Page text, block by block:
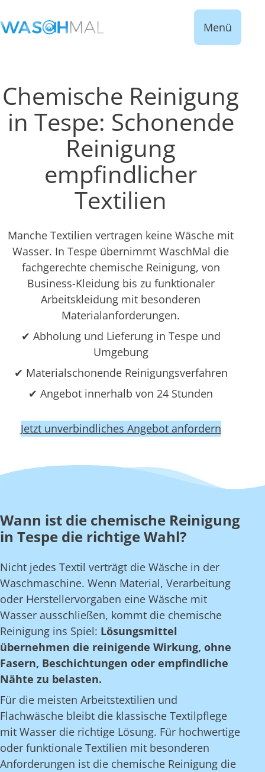
Menü
Chemische Reinigung
in Tespe: Schonende
Reinigung
empfindlicher
Textilien
Manche Textilien vertragen keine Wäsche mit
Wasser. In Tespe übernimmt WaschMal die
fachgerechte chemische Reinigung, von
Business-Kleidung bis zu funktionaler
Arbeitskleidung mit besonderen
Materialanforderungen.
✔ Abholung und Lieferung in Tespe und
Umgebung
✔ Materialschonende Reinigungsverfahren
✔ Angebot innerhalb von 24 Stunden
Jetzt unverbindliches Angebot anfordern
Wann ist die chemische Reinigung
in Tespe die richtige Wahl?
Nicht jedes Textil verträgt die Wäsche in der
Waschmaschine. Wenn Material, Verarbeitung
oder Herstellervorgaben eine Wäsche mit
Wasser ausschließen, kommt die chemische
Reinigung ins Spiel: Lösungsmittel
übernehmen die reinigende Wirkung, ohne
Fasern, Beschichtungen oder empfindliche
Nähte zu belasten.
Für die meisten Arbeitstextilien und
Flachwäsche bleibt die klassische Textilpflege
mit Wasser die richtige Lösung. Für hochwertige
oder funktionale Textilien mit besonderen
Anforderungen ist die chemische Reinigung die